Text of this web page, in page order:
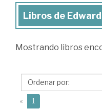
Libros
Edwards,
Libros de
Mostrando libros
« 1